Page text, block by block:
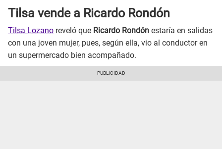
Tilsa vende a Ricardo Rondón
Tilsa Lozano reveló que Ricardo Rondón estaría en salidas
con una joven mujer, pues, según ella, vio al conductor en
un supermercado bien acompañado.